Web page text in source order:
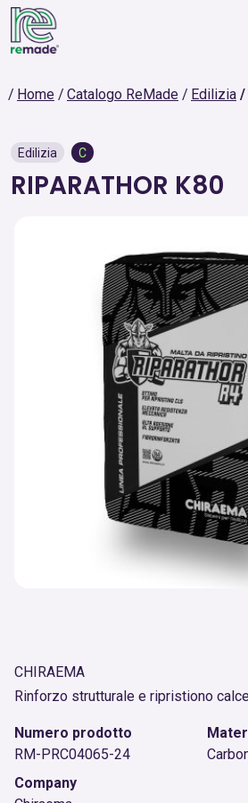
Home Catalogo ReMade Edilizia
Edilizia C
RIPARATHOR K80
CHIRAEMA
Rinforzo strutturale e ripristiono
Numero prodotto
RM-PRC04065-24
Company